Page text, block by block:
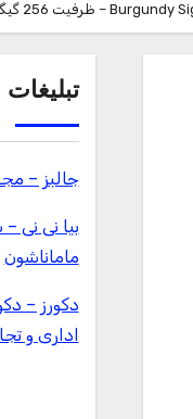
جالبز –
بیا نی نی
ماماناشون
دکورز –
اداری و